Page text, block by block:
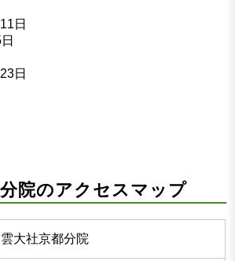
日
日
院のアクセスマップ
大社京都分院